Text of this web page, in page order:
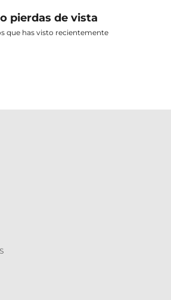
pierdas de vista
que has visto recientemente